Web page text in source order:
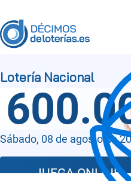
Sábado, 08 de agosto de
JUEGA ONLINE